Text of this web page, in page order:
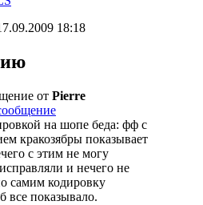
18:18
от Pierre
на шопе беда: фф с
кракозябры показывает
с этим не могу
и нечего не
самим кодировку
все показывало.